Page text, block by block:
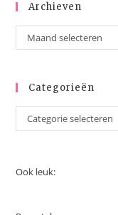
Archieven
Archieven
Maand selecteren
Categorieën
Categorieën
Categorie selecteren
Ook leuk: